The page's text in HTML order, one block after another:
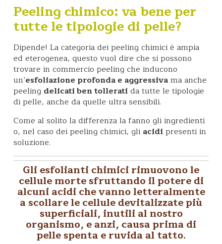
Peeling chimico: va bene per
tutte le tipologie di pelle?
Dipende! La categoria dei peeling chimici è ampia
ed eterogenea, questo vuol dire che si possono
trovare in commercio peeling che inducono
un’esfoliazione profonda e aggressivama anche
peeling delicati ben tolleratida tutte le tipologie
di pelle, anche da quelle ultra sensibili.
Come al solito la differenza la fanno gli ingredienti
o, nel caso dei peeling chimici, gli acidipresenti in
soluzione.
Gliesfolianti chimicirimuovono le
cellule morte sfruttando il potere di
alcuniacidiche vanno letteralmente
a scollare le cellule devitalizzate più
superficiali, inutili al nostro
organismo, e anzi, causa prima di
pelle spenta e ruvida al tatto.